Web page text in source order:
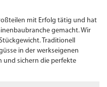
mit Erfolg tätig und hat
gemacht. Wir
Traditionell
in der werkseigenen
und sichern die perfekte